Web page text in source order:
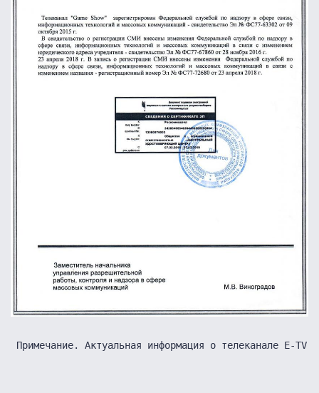
Примечание. Актуальная информация о телеканале E-TV